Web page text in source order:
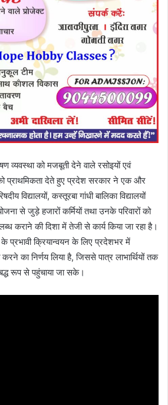
व्यवस्था को मजबूती देने वाले रसोइयों एवं
को प्राथमिकता देते हुए प्रदेश सरकार ने एक और
विद्यालयों, कस्तूरबा गांधी बालिका विद्यालयों
से जुड़े हजारों कर्मियों तथा उनके परिवारों को
कराने की दिशा में तेजी से कार्य किया जा रहा है।
के प्रभावी क्रियान्वयन के लिए प्रदेशभर में
का निर्णय लिया है, जिससे पात्र लाभार्थियों तक
रूप से पहुंचाया जा सके।